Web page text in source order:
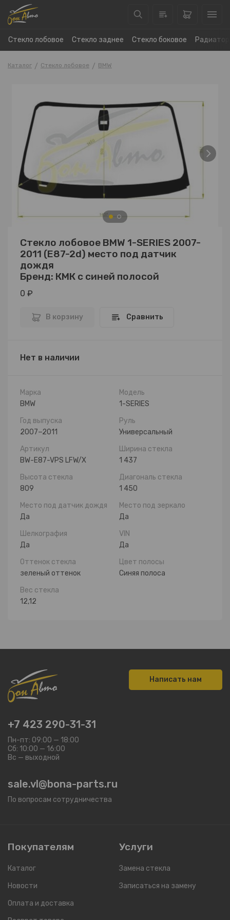
Стекло лобовое Стекло заднее Стекло боковое
Каталог Стекло лобовое BMW
Стекло лобовое BMW 1-SERIES 2007-
2011 (E87-2d) место под датчик
дождя
Бренд: КМК с синей полосой
0 ₽
В корзину Сравнить
Нет в наличии
Марка
BMW
Модель
1-SERIES
Год выпуска
2007−2011
Руль
Универсальный
Артикул
BW-E87-VPS LFW/X
Ширина стекла
1 437
Высота стекла
809
Диагональ стекла
1 450
Место под датчик дождя
Да
Место под зеркало
Да
Шелкография
Да
VIN
Да
Оттенок стекла
зеленый оттенок
Цвет полосы
Синяя полоса
Вес стекла
12,12
+7 423 290-31-31
Пн-пт: 09:00 — 18:00
Сб: 10:00 — 16:00
Вс — выходной
sale.vl@bona-parts.ru
По вопросам сотрудничества
Написать нам
Покупателям
Каталог
Новости
Оплата и доставка
Услуги
Замена стекла
Записаться на замену